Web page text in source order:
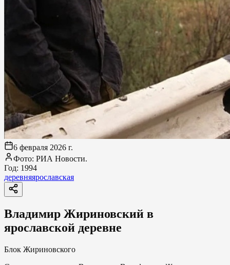
6 февраля 2026 г.
Фото: РИА Новости.
Год: 1994
деревняярославская
Владимир Жириновский в
ярославской деревне
Блок Жириновского